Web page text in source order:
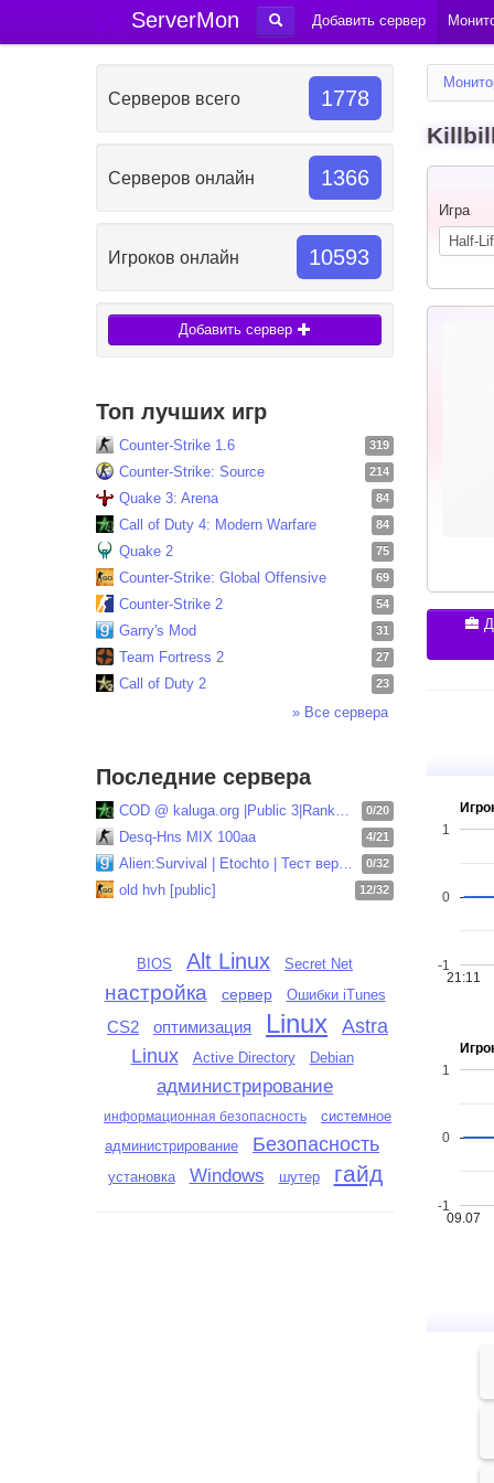
ServerMon Добавить сервер
Серверов всего 1778
Серверов онлайн 1366
Игроков онлайн 10593
Добавить сервер
Топ лучших игр
Counter-Strike 1.6 319
Counter-Strike: Source 214
Quake 3: Arena 84
Call of Duty 4: Modern Warfare 84
Quake 2 75
Counter-Strike: Global Offensive 69
Counter-Strike 2 54
Garry's Mod 31
Team Fortress 2 27
Call of Duty 2 23
» Все сервера
Последние сервера
COD @ kaluga.org |Public 3|Ranked| vk.com/codbte.. 0/20
Desq-Hns MIX 100aa 4/21
Alien:Survival | Etochto | Тест версия 0/32
old hvh [public] 12/32
BIOS Alt Linux Secret Net
настройка сервер Ошибки iTunes
CS2 оптимизация Linux
Astra
Linux
Active Directory Debian
администрирование
информационная безопасность
системное
администрирование
Безопасность
установка Windows шутер гайд
Игра
21:11
-1
0
1
09.07
-1
0
1